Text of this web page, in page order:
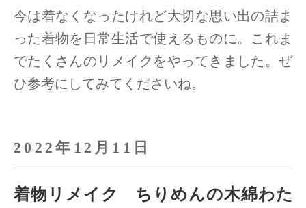
今は着なくなったけれど大切な思い出の詰ま
った着物を日常生活で使えるものに。 これま
でたくさんのリメイクをやってきました。ぜ
ひ参考にしてみてくださいね。
2022年12月11日
着物リメイク ちりめんの木綿わた